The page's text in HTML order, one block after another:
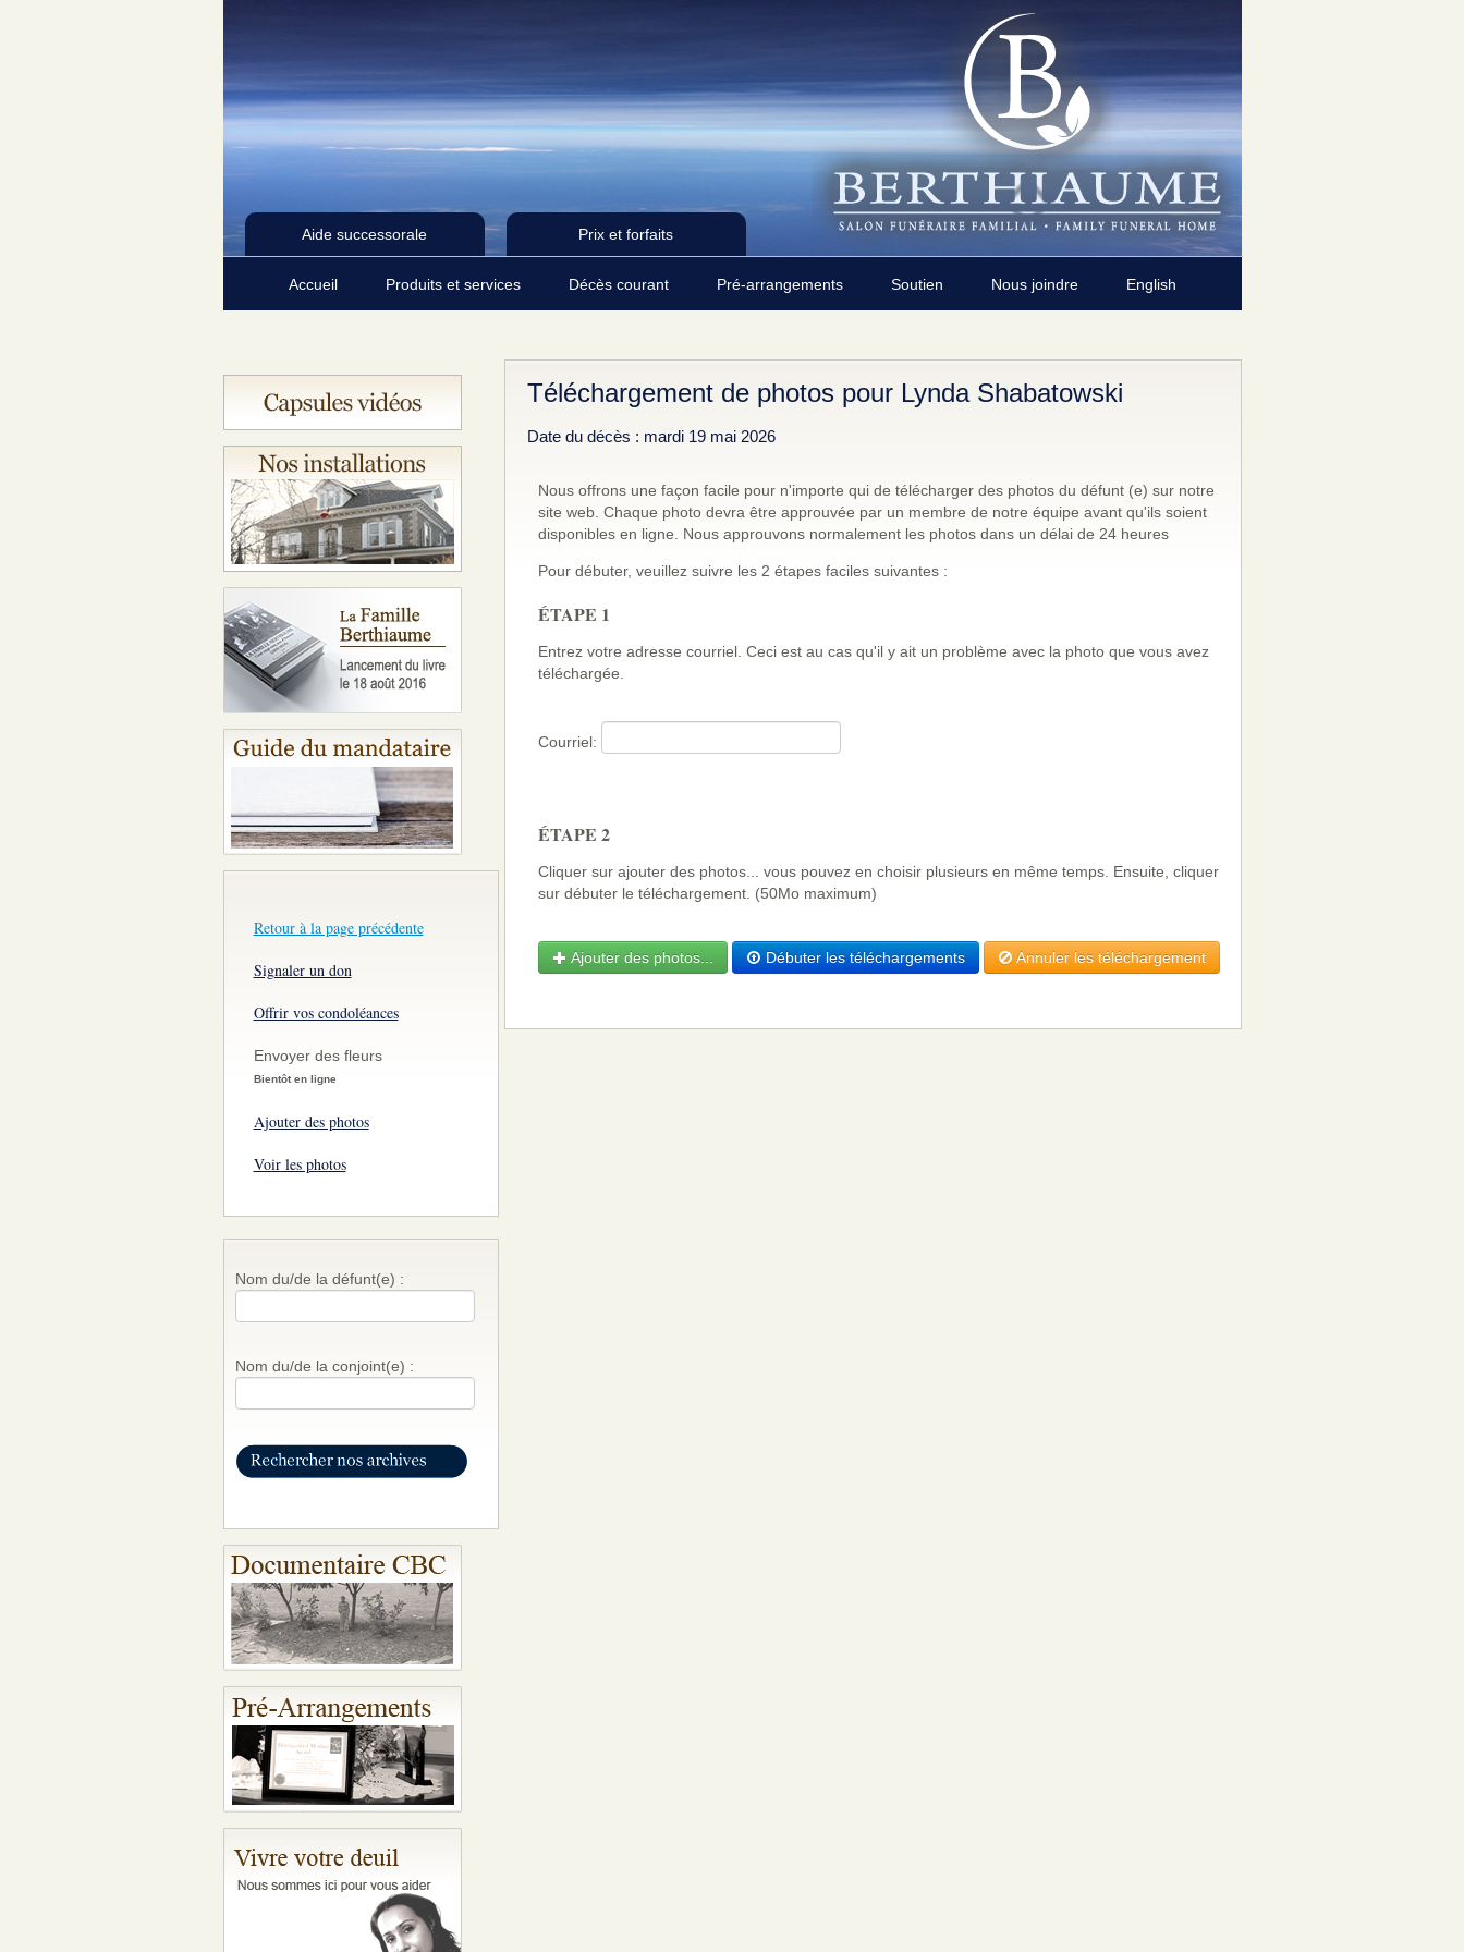
Aide successorale Prix et forfaits
Accueil Produits et services Décès courant Pré-arrangements Soutien Nous joindre English
Retour à la page précédente
Signaler un don
Offrir vos condoléances
Envoyer des fleurs
Bientôt en ligne
Ajouter des photos
Voir les photos
Nom du/de la défunt(e) :
Nom du/de la conjoint(e) :
Téléchargement de photos pour Lynda Shabatowski
Date du décès : mardi 19 mai 2026
Nous offrons une façon facile pour n'importe qui de télécharger des photos du défunt (e) sur notre
site web. Chaque photo devra être approuvée par un membre de notre équipe avant qu'ils soient
disponibles en ligne. Nous approuvons normalement les photos dans un délai de 24 heures
Pour débuter, veuillez suivre les 2 étapes faciles suivantes :
ÉTAPE 1
Entrez votre adresse courriel. Ceci est au cas qu'il y ait un problème avec la photo que vous avez
téléchargée.
Courriel:
ÉTAPE 2
Cliquer sur ajouter des photos... vous pouvez en choisir plusieurs en même temps. Ensuite, cliquer
sur débuter le téléchargement. (50Mo maximum)
Ajouter des photos... Débuter les téléchargements Annuler les téléchargement